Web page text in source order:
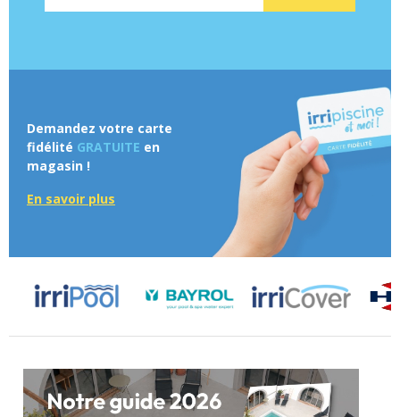
Demandez votre carte
fidélité GRATUITE en
magasin !
En savoir plus